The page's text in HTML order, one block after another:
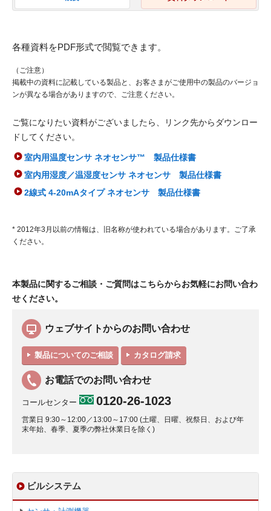
各種資料をPDF形式で閲覧できます。
（ご注意）
掲載中の資料に記載している製品と、お客さまがご使用中の製品のバージョ
ンが異なる場合がありますので、ご注意ください。
ご覧になりたい資料がございましたら、リンク先からダウンロー
ドしてください。
室内用温度センサ ネオセンサ™ 製品仕様書
室内用湿度／温湿度センサ ネオセンサ 製品仕様書
2線式 4-20mAタイプ ネオセンサ 製品仕様書
* 2012年3月以前の情報は、旧名称が使われている場合があります。ご了承
ください。
本製品に関するご相談・ご質問はこちらからお気軽にお問い合わ
せください。
ウェブサイトからのお問い合わせ
製品についてのご相談 カタログ請求
お電話でのお問い合わせ
コールセンター 0120-26-1023
営業日 9:30～12:00／13:00～17:00 (土曜、日曜、祝祭日、および年
末年始、春季、夏季の弊社休業日を除く)
ビルシステム